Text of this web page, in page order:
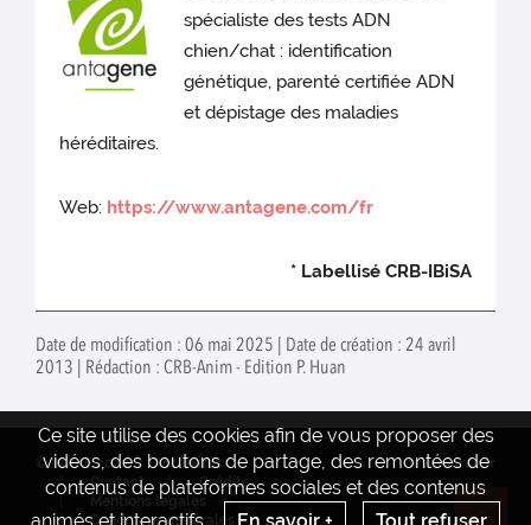
spécialiste des tests ADN
chien/chat : identification
génétique, parenté certifiée ADN
et dépistage des maladies
héréditaires.
Web: https://www.antagene.com/fr
* Labellisé CRB-IBiSA
Date de modification : 06 mai 2025 | Date de création : 24 avril
2013 | Rédaction : CRB-Anim - Edition P. Huan
Ce site utilise des cookies afin de vous proposer des
vidéos, des boutons de partage, des remontées de
contenus de plateformes sociales et des contenus
© INRAE 2022
Actualités
Contact
Crédits
Mentions legales
Conditions générales
www.inrae.fr